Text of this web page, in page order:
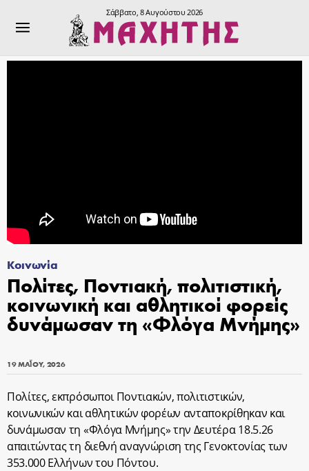
Σάββατο, 8 Αυγούστου 2026
Κοινωνία
Πολίτες, Ποντιακή, πολιτιστική,
κοινωνική και αθλητικοί φορείς
δυνάμωσαν τη «Φλόγα Μνήμης»
19 ΜΑΪ́ΟΥ, 2026
Πολίτες, εκπρόσωποι Ποντιακών, πολιτιστικών,
κοινωνικών και αθλητικών φορέων ανταποκρίθηκαν και
δυνάμωσαν τη «Φλόγα Μνήμης» την Δευτέρα 18.5.26
απαιτώντας τη διεθνή αναγνώριση της Γενοκτονίας των
353.000 Ελλήνων του Πόντου.